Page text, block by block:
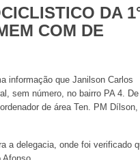
DA
COM DE
informação que Janilson Carlos
sem número, no bairro PA 4. De
de área Ten. PM Dílson,
a delegacia, onde foi verificado